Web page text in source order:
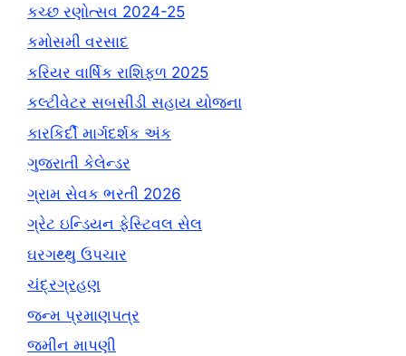
કચ્છ રણોત્સવ 2024-25
કમોસમી વરસાદ
કરિયર વાર્ષિક રાશિફળ 2025
કલ્ટીવેટર સબસીડી સહાય યોજના
કારકિર્દી માર્ગદર્શક અંક
ગુજરાતી કેલેન્ડર
ગ્રામ સેવક ભરતી 2026
ગ્રેટ ઇન્ડિયન ફેસ્ટિવલ સેલ
ઘરગથ્થુ ઉપચાર
ચંદ્રગ્રહણ
જન્મ પ્રમાણપત્ર
જમીન માપણી